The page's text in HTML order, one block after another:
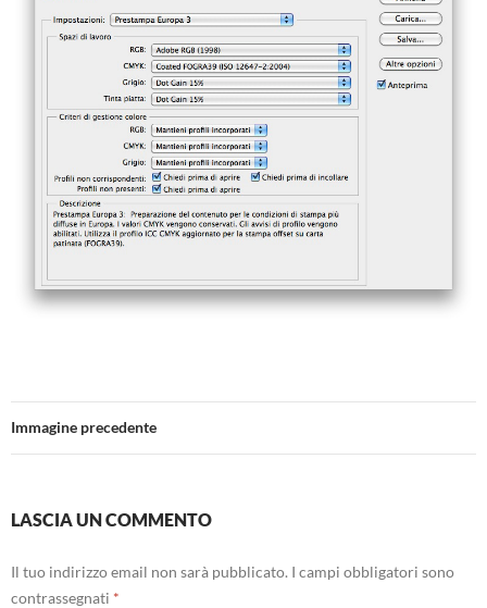
Immagine precedente
LASCIA UN COMMENTO
Il tuo indirizzo email non sarà pubblicato. I campi obbligatori sono
contrassegnati *